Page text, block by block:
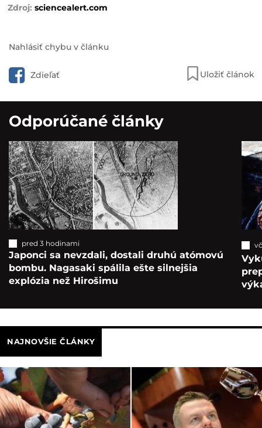
sciencealert.com
Nahlásiť chybu v článku
Zdieľať Uložiť článok
Odporúčané články
pred 3 hodinami
Japonci sa nevzdali, dostali druhú atómovú
bombu. Nagasaki spálila ešte silnejšia
explózia než Hirošimu
NAJNOVŠIE ČLÁNKY